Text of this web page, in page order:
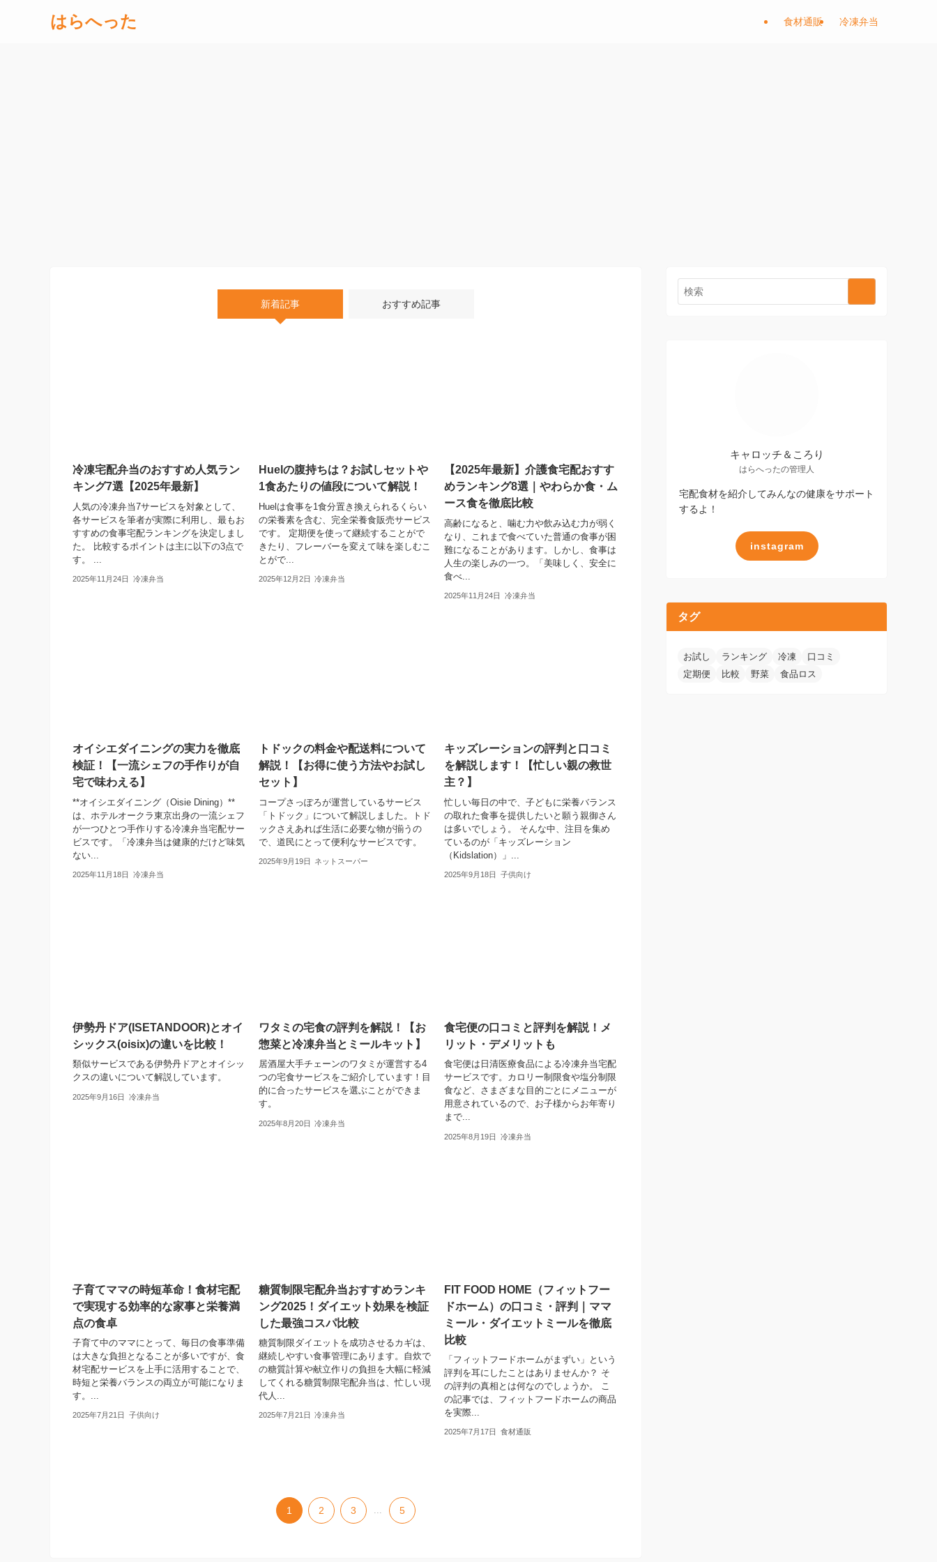
はらへった 食材通販 冷凍弁当
新着記事 おすすめ記事
冷凍宅配弁当のおすすめ人気ラン
キング7選【2025年最新】
人気の冷凍弁当7サービスを対象として、
各サービスを筆者が実際に利用し、最もお
すすめの食事宅配ランキングを決定しまし
た。 比較するポイントは主に以下の3点で
す。 ...
2025年11月24日 冷凍弁当
Huelの腹持ちは？お試しセットや
1食あたりの値段について解説！
Huelは食事を1食分置き換えられるくらい
の栄養素を含む、完全栄養食販売サービス
です。 定期便を使って継続することがで
きたり、フレーバーを変えて味を楽しむこ
とがで...
2025年12月2日 冷凍弁当
【2025年最新】介護食宅配おすす
めランキング8選｜やわらか食・ム
ース食を徹底比較
高齢になると、噛む力や飲み込む力が弱く
なり、これまで食べていた普通の食事が困
難になることがあります。しかし、食事は
人生の楽しみの一つ。「美味しく、安全に
食べ...
2025年11月24日 冷凍弁当
オイシエダイニングの実力を徹底
検証！【一流シェフの手作りが自
宅で味わえる】
**オイシエダイニング（Oisie Dining）**
は、ホテルオークラ東京出身の一流シェフ
が一つひとつ手作りする冷凍弁当宅配サー
ビスです。「冷凍弁当は健康的だけど味気
ない...
2025年11月18日 冷凍弁当
トドックの料金や配送料について
解説！【お得に使う方法やお試し
セット】
コープさっぽろが運営しているサービス
「トドック」について解説しました。トド
ックさえあれば生活に必要な物が揃うの
で、道民にとって便利なサービスです。
2025年9月19日 ネットスーパー
キッズレーションの評判と口コミ
を解説します！【忙しい親の救世
主？】
忙しい毎日の中で、子どもに栄養バランス
の取れた食事を提供したいと願う親御さん
は多いでしょう。 そんな中、注目を集め
ているのが「キッズレーション
（Kidslation）」...
2025年9月18日 子供向け
伊勢丹ドア(ISETANDOOR)とオイ
シックス(oisix)の違いを比較！
類似サービスである伊勢丹ドアとオイシッ
クスの違いについて解説しています。
2025年9月16日 冷凍弁当
ワタミの宅食の評判を解説！【お
惣菜と冷凍弁当とミールキット】
居酒屋大手チェーンのワタミが運営する4
つの宅食サービスをご紹介しています！目
的に合ったサービスを選ぶことができま
す。
2025年8月20日 冷凍弁当
食宅便の口コミと評判を解説！メ
リット・デメリットも
食宅便は日清医療食品による冷凍弁当宅配
サービスです。カロリー制限食や塩分制限
食など、さまざまな目的ごとにメニューが
用意されているので、お子様からお年寄り
まで...
2025年8月19日 冷凍弁当
子育てママの時短革命！食材宅配
で実現する効率的な家事と栄養満
点の食卓
子育て中のママにとって、毎日の食事準備
は大きな負担となることが多いですが、食
材宅配サービスを上手に活用することで、
時短と栄養バランスの両立が可能になりま
す。...
2025年7月21日 子供向け
糖質制限宅配弁当おすすめランキ
ング2025！ダイエット効果を検証
した最強コスパ比較
糖質制限ダイエットを成功させるカギは、
継続しやすい食事管理にあります。自炊で
の糖質計算や献立作りの負担を大幅に軽減
してくれる糖質制限宅配弁当は、忙しい現
代人...
2025年7月21日 冷凍弁当
FIT FOOD HOME（フィットフー
ドホーム）の口コミ・評判｜ママ
ミール・ダイエットミールを徹底
比較
「フィットフードホームがまずい」という
評判を耳にしたことはありませんか？ そ
の評判の真相とは何なのでしょうか。 こ
の記事では、フィットフードホームの商品
を実際...
2025年7月17日 食材通販
1 2 3 ... 5
キャロッチ＆ころり
はらへったの管理人
宅配食材を紹介してみんなの健康をサポート
するよ！
instagram
タグ
お試し ランキング 冷凍
口コミ
定期便
比較 野菜 食品ロス